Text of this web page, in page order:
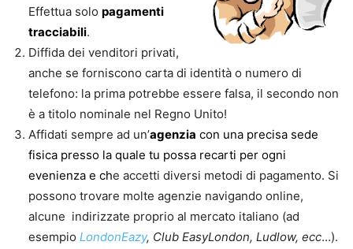
Effettua solo pagamenti
tracciabili.
Diffida dei venditori privati,
anche se forniscono carta di identità o numero di
telefono: la prima potrebbe essere falsa, il secondo non
è a titolo nominale nel Regno Unito!
Affidati sempre ad un’agenzia con una precisa sede
fisica presso la quale tu possa recarti per ogni
evenienza e che accetti diversi metodi di pagamento. Si
possono trovare molte agenzie navigando online,
alcune indirizzate proprio al mercato italiano (ad
esempio LondonEazy, Club EasyLondon, Ludlow, ecc…).